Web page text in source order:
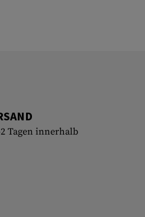
Tagen innerhalb